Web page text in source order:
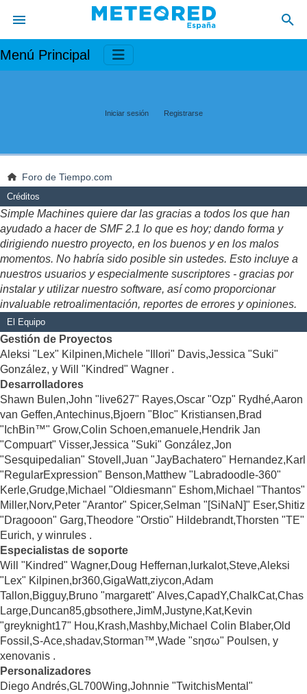
Menú Principal
Iniciar sesión Registrarse
Foro de Tiempo.com
Créditos
Simple Machines quiere dar las gracias a todos los que han
ayudado a hacer de SMF 2.1 lo que es hoy; dando forma y
dirigiendo nuestro proyecto, en los buenos y en los malos
momentos. No habría sido posible sin ustedes. Esto incluye a
nuestros usuarios y especialmente suscriptores - gracias por
instalar y utilizar nuestro software, así como proporcionar
invaluable retroalimentación, reportes de errores y opiniones.
El Equipo
Gestión de Proyectos
Aleksi "Lex" Kilpinen,Michele "Illori" Davis,Jessica "Suki"
González, y Will "Kindred" Wagner .
Desarrolladores
Shawn Bulen,John "live627" Rayes,Oscar "Ozp" Rydhé,Aaron
van Geffen,Antechinus,Bjoern "Bloc" Kristiansen,Brad
"IchBin™" Grow,Colin Schoen,emanuele,Hendrik Jan
"Compuart" Visser,Jessica "Suki" González,Jon
"Sesquipedalian" Stovell,Juan "JayBachatero" Hernandez,Karl
"RegularExpression" Benson,Matthew "Labradoodle-360"
Kerle,Grudge,Michael "Oldiesmann" Eshom,Michael "Thantos"
Miller,Norv,Peter "Arantor" Spicer,Selman "[SiNaN]" Eser,Shitiz
"Dragooon" Garg,Theodore "Orstio" Hildebrandt,Thorsten "TE"
Eurich, y winrules .
Especialistas de soporte
Will "Kindred" Wagner,Doug Heffernan,lurkalot,Steve,Aleksi
"Lex" Kilpinen,br360,GigaWatt,ziycon,Adam
Tallon,Bigguy,Bruno "margarett" Alves,CapadY,ChalkCat,Chas
Large,Duncan85,gbsothere,JimM,Justyne,Kat,Kevin
"greyknight17" Hou,Krash,Mashby,Michael Colin Blaber,Old
Fossil,S-Ace,shadav,Storman™,Wade "sησω" Poulsen, y
xenovanis .
Personalizadores
Diego Andrés,GL700Wing,Johnnie "TwitchisMental"